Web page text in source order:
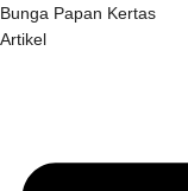
Bunga Papan Kertas
Artikel